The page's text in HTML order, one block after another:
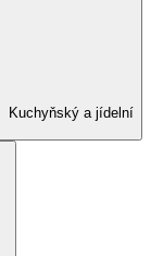
Kuchyňský a jídelní